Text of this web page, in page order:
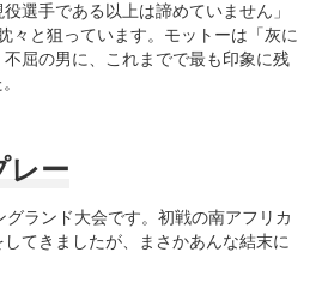
選手である以上は諦めていません」
々と狙っています。モットーは「灰に
屈の男に、これまでで最も印象に残
レー
ランド大会です。初戦の南アフリカ
てきましたが、まさかあんな結末に